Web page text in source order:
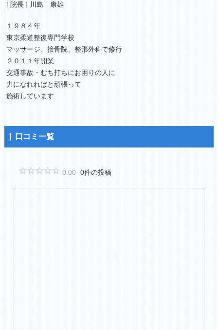
[ 院長 ] 川島 康雄
１９８４年
東京柔道整復専門学校
マッサージ、接骨院、整形外科で修行
２０１１年開業
交通事故・むち打ちにお困りの人に
力になれればと頑張って
施術しています
口コミ一覧
0.00 0件の投稿